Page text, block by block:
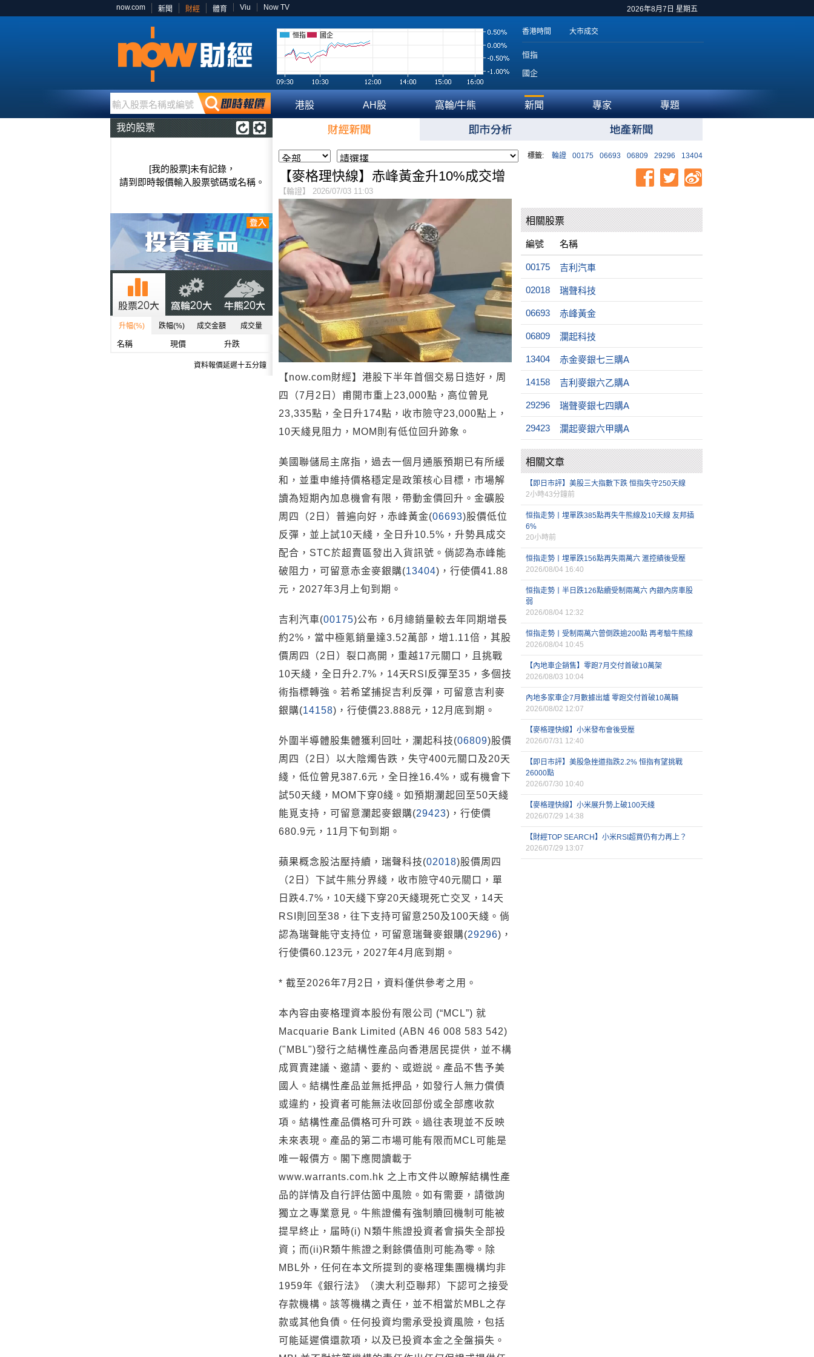
2026年8月7日 星期五
now.com 新聞 財經 體育 Viu Now TV
恒指 國企 香港時間 大市成交
恒指
國企
輸入股票名稱或編號 港股 AH股 窩輪/牛熊 新聞 專家 專題
我的股票
[我的股票]未有記錄，
請到即時報價輸入股票號碼或名稱。
升幅(%) 跌幅(%) 成交金額 成交量
名稱 現價 升跌
資料報價延遲十五分鐘
標籤: 輪證 00175 06693 06809 29296 13404
【麥格理快線】赤峰黃金升10%成交增
【輪證】 2026/07/03 11:03
【now.com財經】港股下半年首個交易日造好，周
四（7月2日）甫開市重上23,000點，高位曾見
23,335點，全日升174點，收市險守23,000點上，
10天綫見阻力，MOM則有低位回升跡象。
美國聯儲局主席指，過去一個月通脹預期已有所緩
和，並重申維持價格穩定是政策核心目標，市場解
讀為短期內加息機會有限，帶動金價回升。金礦股
周四（2日）普遍向好，赤峰黃金(06693)股價低位
反彈，並上試10天綫，全日升10.5%，升勢具成交
配合，STC於超賣區發出入貨訊號。倘認為赤峰能
破阻力，可留意赤金麥銀購(13404)，行使價41.88
元，2027年3月上旬到期。
吉利汽車(00175)公布，6月總銷量較去年同期增長
約2%，當中極氪銷量達3.52萬部，增1.11倍，其股
價周四（2日）裂口高開，重越17元關口，且挑戰
10天綫，全日升2.7%，14天RSI反彈至35，多個技
術指標轉強。若希望捕捉吉利反彈，可留意吉利麥
銀購(14158)，行使價23.888元，12月底到期。
外圍半導體股集體獲利回吐，瀾起科技(06809)股價
周四（2日）以大陰燭告跌，失守400元關口及20天
綫，低位曾見387.6元，全日挫16.4%，或有機會下
試50天綫，MOM下穿0綫。如預期瀾起回至50天綫
能覓支持，可留意瀾起麥銀購(29423)，行使價
680.9元，11月下旬到期。
蘋果概念股沽壓持續，瑞聲科技(02018)股價周四
（2日）下試牛熊分界綫，收市險守40元關口，單
日跌4.7%，10天綫下穿20天綫現死亡交叉，14天
RSI則回至38，往下支持可留意250及100天綫。倘
認為瑞聲能守支持位，可留意瑞聲麥銀購(29296)，
行使價60.123元，2027年4月底到期。
* 截至2026年7月2日，資料僅供參考之用。
本內容由麥格理資本股份有限公司 (“MCL”) 就
Macquarie Bank Limited (ABN 46 008 583 542)
("MBL")發行之結構性產品向香港居民提供，並不構
成買賣建議、邀請、要約、或遊説。產品不售予美
國人。結構性產品並無抵押品，如發行人無力償債
或違約，投資者可能無法收回部份或全部應收款
項。結構性產品價格可升可跌。過往表現並不反映
未來表現。產品的第二市場可能有限而MCL可能是
唯一報價方。閣下應閱讀載于
www.warrants.com.hk 之上市文件以瞭解結構性產
品的詳情及自行評估箇中風險。如有需要，請徵詢
獨立之專業意見。牛熊證備有強制贖回機制可能被
提早終止，届時(i) N類牛熊證投資者會損失全部投
資；而(ii)R類牛熊證之剩餘價值則可能為零。除
MBL外，任何在本文所提到的麥格理集團機構均非
1959年《銀行法》（澳大利亞聯邦）下認可之接受
存款機構。該等機構之責任，並不相當於MBL之存
款或其他負債。任何投資均需承受投資風險，包括
可能延遲償還款項，以及已投資本金之全盤損失。
相關股票
編號 名稱
00175 吉利汽車
02018 瑞聲科技
06693 赤峰黃金
06809 瀾起科技
13404 赤金麥銀七三購A
14158 吉利麥銀六乙購A
29296 瑞聲麥銀七四購A
29423 瀾起麥銀六甲購A
相關文章
【即日市評】美股三大指數下跌 恒指失守250天線
2小時43分鐘前
恒指走勢丨埋單跌385點再失牛熊線及10天線 友邦插
6%
20小時前
恒指走勢丨埋單跌156點再失兩萬六 滙控績後受壓
2026/08/04 16:40
恒指走勢丨半日跌126點續受制兩萬六 內銀內房車股
弱
2026/08/04 12:32
恒指走勢丨受制兩萬六曾倒跌逾200點 再考驗牛熊線
2026/08/04 10:45
【內地車企銷售】零跑7月交付首破10萬架
2026/08/03 10:04
內地多家車企7月數據出爐 零跑交付首破10萬輛
2026/08/02 12:07
【麥格理快線】小米發布會後受壓
2026/07/31 12:40
【即日市評】美股急挫道指跌2.2% 恒指有望挑戰
26000點
2026/07/30 10:40
【麥格理快線】小米展升勢上破100天綫
2026/07/29 14:38
【財經TOP SEARCH】小米RSI超買仍有力再上？
2026/07/29 13:07